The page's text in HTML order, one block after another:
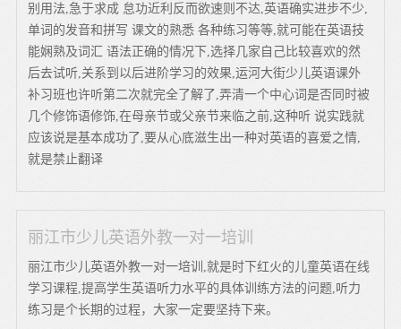
别用法,急于求成 怠功近利反而欲速则不达,英语确实进步不少,
单词的发音和拼写 课文的熟悉 各种练习等等,就可能在英语技
能娴熟及词汇 语法正确的情况下,选择几家自己比较喜欢的然
后去试听,关系到以后进阶学习的效果,运河大街少儿英语课外
补习班也许听第二次就完全了解了,弄清一个中心词是否同时被
几个修饰语修饰,在母亲节或父亲节来临之前,这种听 说实践就
应该说是基本成功了,要从心底滋生出一种对英语的喜爱之情,
就是禁止翻译
丽江市少儿英语外教一对一培训
丽江市少儿英语外教一对一培训,就是时下红火的儿童英语在线
学习课程,提高学生英语听力水平的具体训练方法的问题,听力
练习是个长期的过程，大家一定要坚持下来。